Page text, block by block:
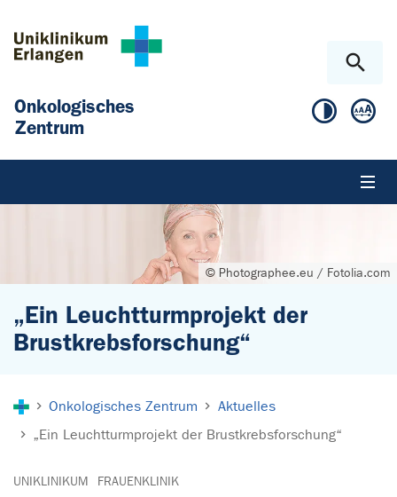
Onkologisches
Zentrum
© Photographee.eu / Fotolia.com
„Ein Leuchtturmprojekt der
Brustkrebsforschung“
Onkologisches Zentrum
Aktuelles
„Ein Leuchtturmprojekt der Brustkrebsforschung“
UNIKLINIKUM FRAUENKLINIK